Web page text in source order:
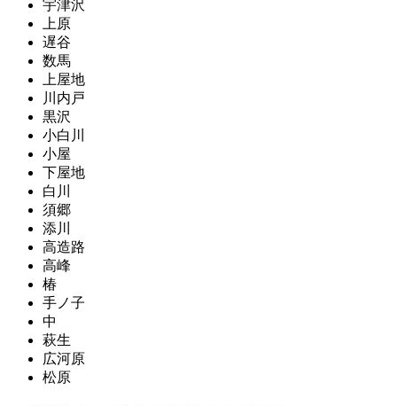
宇津沢
上原
遅谷
数馬
上屋地
川内戸
黒沢
小白川
小屋
下屋地
白川
須郷
添川
高造路
高峰
椿
手ノ子
中
萩生
広河原
松原